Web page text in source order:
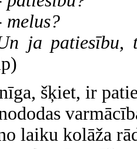
melus?
ja patiesību,
šķiet, ir
laiku kolāža